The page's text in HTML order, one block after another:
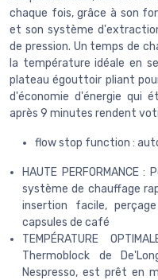
chaque fois, grâce à son
et son système
de pression. Un temps de
la température idéale en
plateau égouttoir pliant
d'économie d'énergie qui
après 9 minutes rendent
flow stop function :
HAUTE
système de chauffage
insertion facile,
capsules de café
TEMPÉRATURE
Thermoblock de
Nespresso, est prêt en